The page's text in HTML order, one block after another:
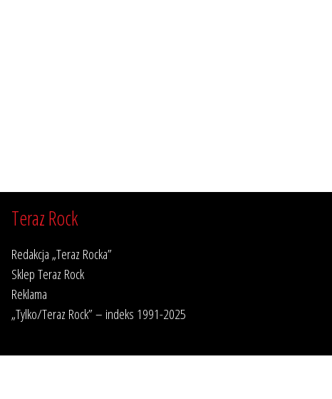
Teraz Rock
Redakcja „Teraz Rocka”
Sklep Teraz Rock
Reklama
„Tylko/Teraz Rock” – indeks 1991-2025